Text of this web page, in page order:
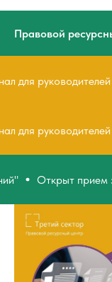
Правовой
и
и
прием заявок на